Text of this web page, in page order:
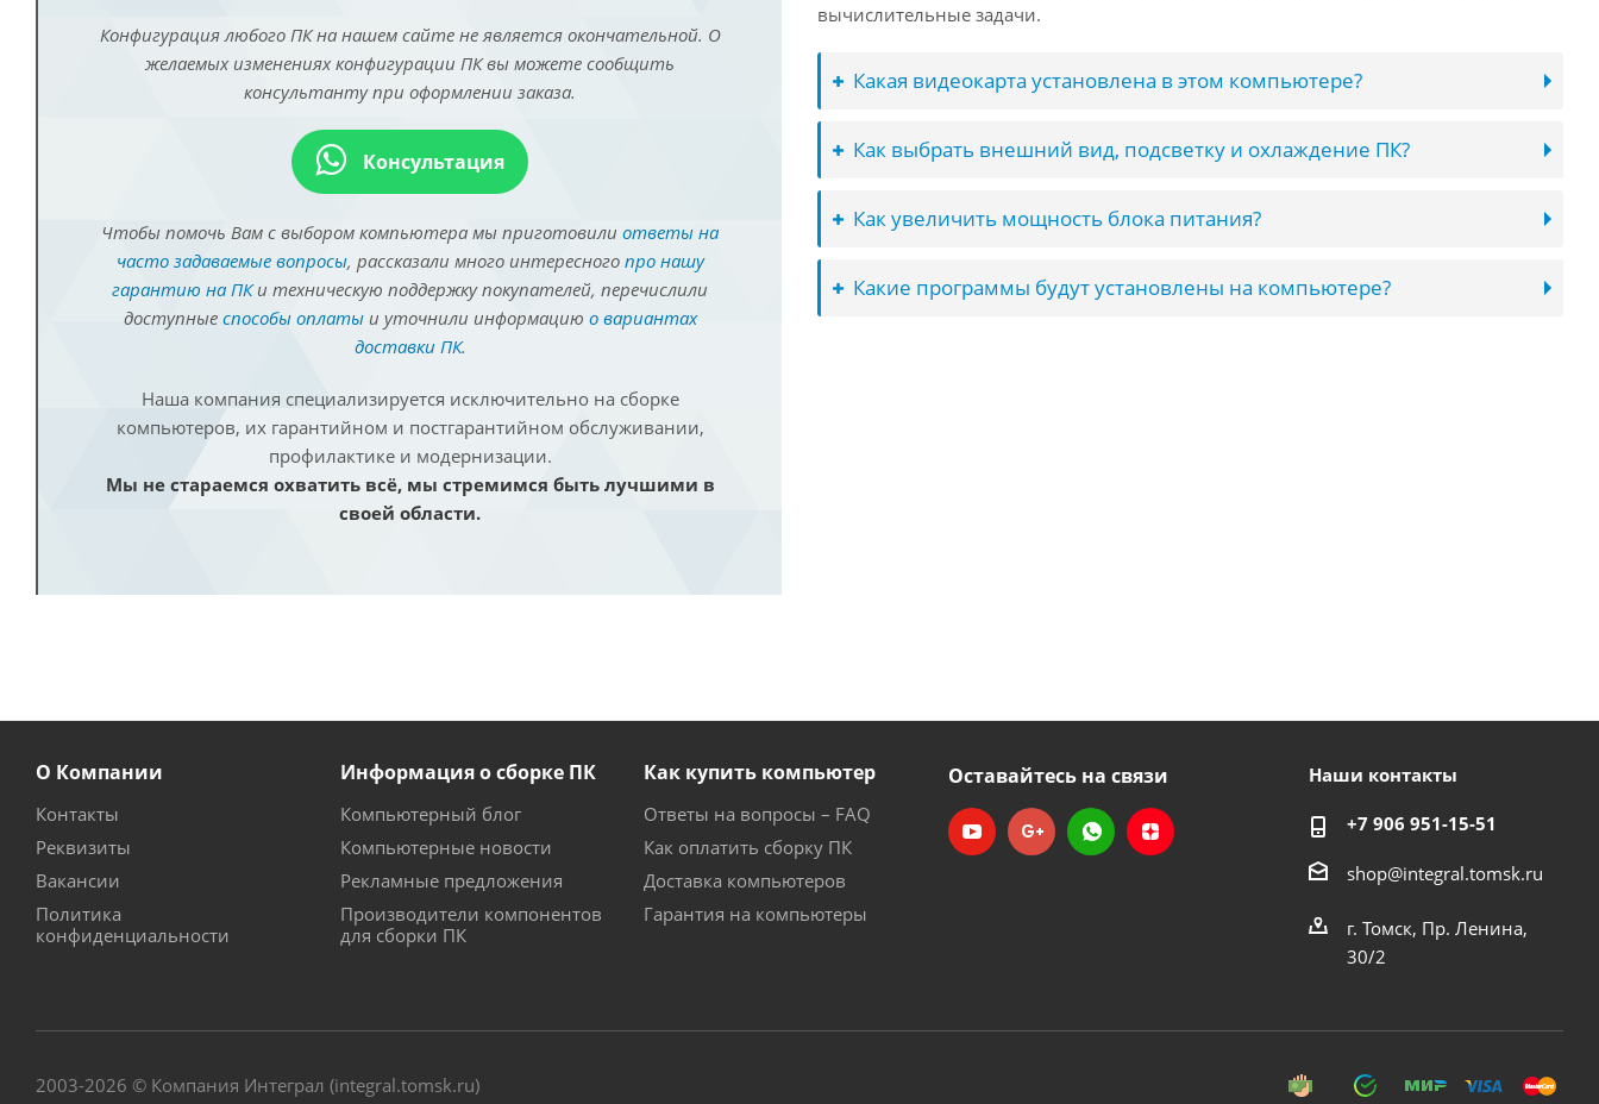
Конфигурация любого ПК на нашем сайте не является окончательной. О
желаемых изменениях конфигурации ПК вы можете сообщить
консультанту при оформлении заказа.
Консультация
Чтобы помочь Вам с выбором компьютера мы приготовили ответы на
часто задаваемые вопросы, рассказали много интересного про нашу
гарантию на ПКи техническую поддержку покупателей, перечислили
доступные способы оплатыи уточнили информацию о вариантах
доставки ПК.
Наша компания специализируется исключительно на сборке
компьютеров, их гарантийном и постгарантийном обслуживании,
профилактике и модернизации.
Мы не стараемся охватить всё, мы стремимся быть лучшими в
своей области.
вычислительные задачи.
Какая видеокарта установлена в этом компьютере?
Как выбрать внешний вид, подсветку и охлаждение ПК?
Как увеличить мощность блока питания?
Какие программы будут установлены на компьютере?
О Компании
Контакты
Реквизиты
Вакансии
Политика
конфиденциальности
Информация о сборке ПК
Компьютерный блог
Компьютерные новости
Рекламные предложения
Производители компонентов
для сборки ПК
Как купить компьютер
Ответы на вопросы – FAQ
Как оплатить сборку ПК
Доставка компьютеров
Гарантия на компьютеры
Оставайтесь на связи Наши контакты
+7 906 951-15-51
shop@integral.tomsk.ru
г. Томск, Пр. Ленина,
30/2
2003-2026 © Компания Интеграл (integral.tomsk.ru)